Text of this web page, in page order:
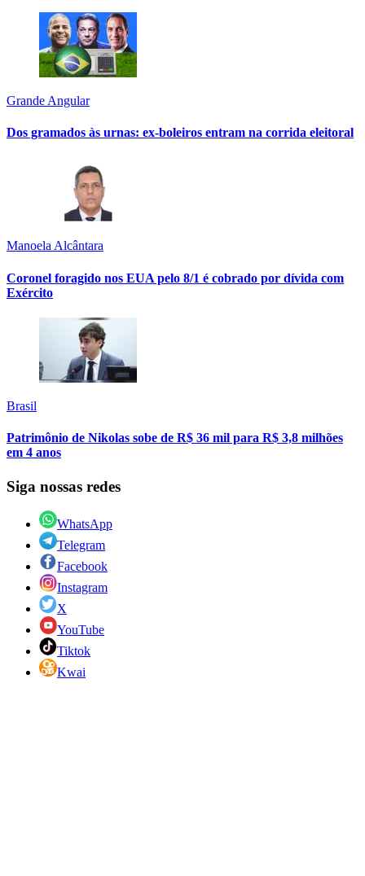
Grande Angular
Dos gramados às urnas: ex-boleiros entram na corrida eleitoral
Manoela Alcântara
Coronel foragido nos EUA pelo 8/1 é cobrado por dívida com
Exército
Brasil
Patrimônio de Nikolas sobe de R$ 36 mil para R$ 3,8 milhões
em 4 anos
Siga nossas redes
WhatsApp
Telegram
Facebook
Instagram
X
YouTube
Tiktok
Kwai